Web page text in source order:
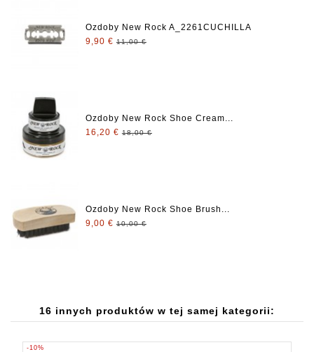
Ozdoby New Rock A_2261CUCHILLA
9,90 € 11,00 €
Ozdoby New Rock Shoe Cream...
16,20 € 18,00 €
Ozdoby New Rock Shoe Brush...
9,00 € 10,00 €
16 innych produktów w tej samej kategorii:
-10%